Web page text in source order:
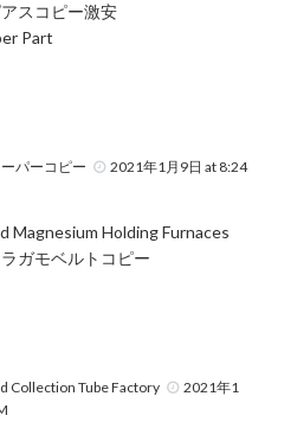
スコピー激安
Part
パーコピー
2021年1月9日 at 8:24
Magnesium Holding Furnaces
ガモベルトコピー
Collection Tube Factory
2021年1